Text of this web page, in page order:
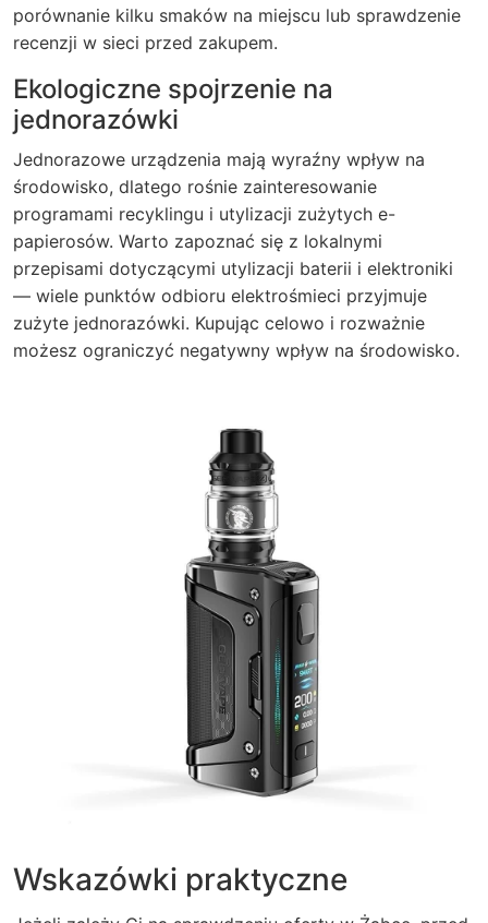
porównanie kilku smaków na miejscu lub sprawdzenie
recenzji w sieci przed zakupem.
Ekologiczne spojrzenie na
jednorazówki
Jednorazowe urządzenia mają wyraźny wpływ na
środowisko, dlatego rośnie zainteresowanie
programami recyklingu i utylizacji zużytych e-
papierosów. Warto zapoznać się z lokalnymi
przepisami dotyczącymi utylizacji baterii i elektroniki
— wiele punktów odbioru elektrośmieci przyjmuje
zużyte jednorazówki. Kupując celowo i rozważnie
możesz ograniczyć negatywny wpływ na środowisko.
Wskazówki praktyczne